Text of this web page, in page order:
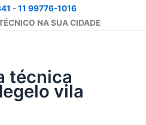
-11 99776-1016
NA SUA CIDADE
técnica
vila